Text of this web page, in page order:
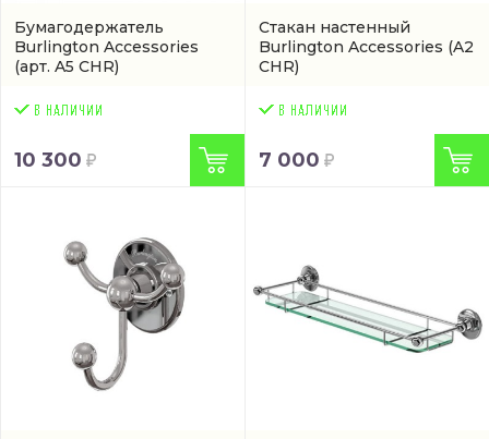
Бумагодержатель
Burlington Accessories
(арт. A5 CHR)
10 300
Стакан настенный
Burlington Accessories (A2
CHR)
7 000